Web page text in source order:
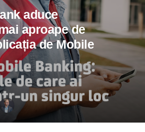
aduce
aproape de
de Mobile